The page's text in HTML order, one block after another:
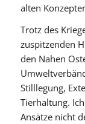
alten
Trotz des
zuspitzenden
den Nahen
Stilllegung,
Tierhaltung.
Ansätze nicht